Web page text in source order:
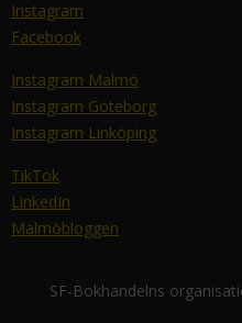
Instagram
Facebook
Instagram Malmö
Instagram Göteborg
Instagram Linköping
TikTok
LinkedIn
Malmöbloggen
SF-Bokhandelns